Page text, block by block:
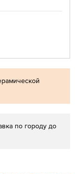
по городу до